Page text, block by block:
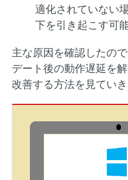
適化されていない
下を引き起こす可
主な原因を確認したの
デート後の動作遅延を
改善する方法を見ていき